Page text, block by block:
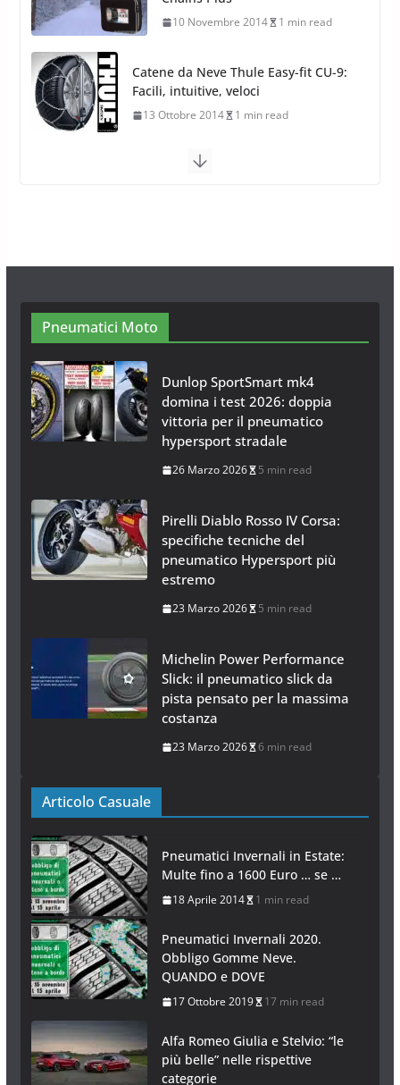
13 Ottobre 2014 1 min read
Calze da Neve Arexocks by
Arexons
26 Ottobre 2013 1 min read
Calze da Neve per Auto 2025:
26 Gennaio 2017
Pneumatici Moto
Dunlop SportSmart mk4
domina i test 2026: doppia
vittoria per il pneumatico
hypersport stradale
26 Marzo 2026 5 min read
Pirelli Diablo Rosso IV Corsa:
specifiche tecniche del
pneumatico Hypersport più
estremo
23 Marzo 2026 5 min read
Michelin Power Performance
Slick: il pneumatico slick da
pista pensato per la massima
costanza
23 Marzo 2026 6 min read
Articolo Casuale
Pneumatici Invernali in Estate:
Multe fino a 1600 Euro … se …
18 Aprile 2014 1 min read
Pneumatici Invernali 2020.
Obbligo Gomme Neve.
QUANDO e DOVE
17 Ottobre 2019 17 min read
Alfa Romeo Giulia e Stelvio: “le
più belle” nelle rispettive
categorie